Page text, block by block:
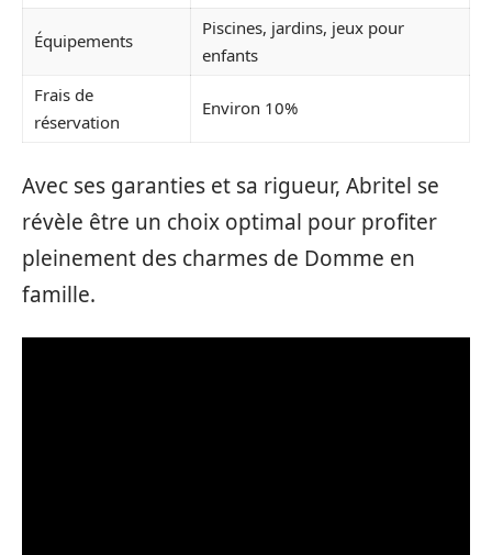
Équipements
Piscines, jardins, jeux pour
enfants
Frais de
réservation
Environ 10%
Avec ses garanties et sa rigueur, Abritel se
révèle être un choix optimal pour profiter
pleinement des charmes de Domme en
famille.